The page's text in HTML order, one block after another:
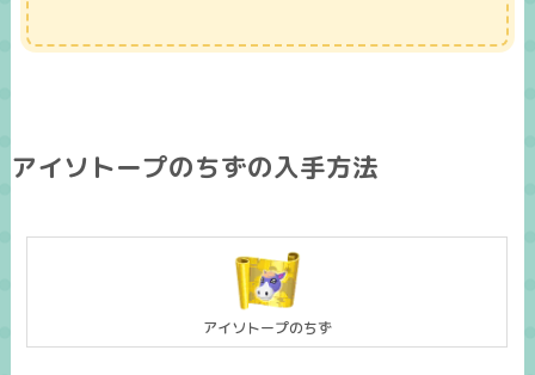
アイソトープのちずの入手方法
アイソトープのちず